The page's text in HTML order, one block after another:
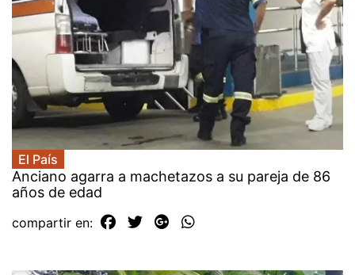
El País
Anciano agarra a machetazos a su pareja de 86
años de edad
compartir en: